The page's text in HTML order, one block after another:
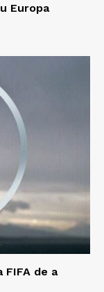
Europa
FIFA de a